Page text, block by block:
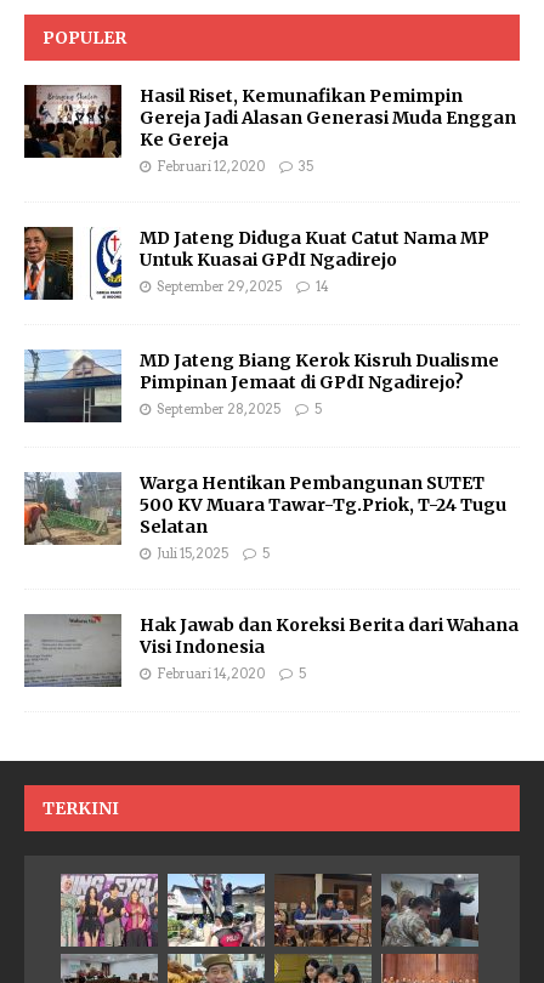
POPULER
Hasil Riset, Kemunafikan Pemimpin
Gereja Jadi Alasan Generasi Muda Enggan
Ke Gereja
Februari 12, 2020 35
MD Jateng Diduga Kuat Catut Nama MP
Untuk Kuasai GPdI Ngadirejo
September 29, 2025 14
MD Jateng Biang Kerok Kisruh Dualisme
Pimpinan Jemaat di GPdI Ngadirejo?
September 28, 2025 5
Warga Hentikan Pembangunan SUTET
500 KV Muara Tawar-Tg.Priok, T-24 Tugu
Selatan
Juli 15, 2025 5
Hak Jawab dan Koreksi Berita dari Wahana
Visi Indonesia
Februari 14, 2020 5
TERKINI